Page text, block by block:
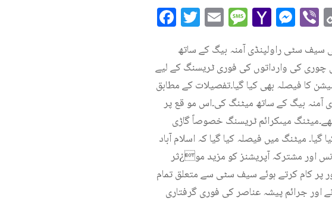
Facebook
Twitter
EmailMessage
Yahoo
Mail
سیف سٹی راولپنڈی آمنہ بیگ کے ساتھ
چوری کی وارداتوں کی فوری ٹریسنگ کے لیے
اور ریئل ٹائم کوآرڈینیشن کا فیصلہ بھی کیا گیا۔تفصیلات کے مطابق
آمنہ بیگ کے ساتھ میٹنگ کی۔اس مو قع پر
میںکرائم ٹریسنگ خصوصاً گاڑی
میٹنگ میں فیصلہ کیا گیا کہ اسلام آباد
اور مشترکہ آپریشنز کو مزید مو¿ثر
پر کام کرتے ہوئے سیف سٹی سے متعلق تمام
اور جرائم پیشہ عناصر کی فوری گرفتاری